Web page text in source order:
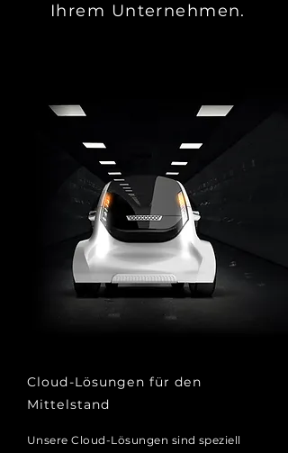
Ihrem Unternehmen.
Cloud-Lösungen für den
Mittelstand
Unsere Cloud-Lösungen sind speziell